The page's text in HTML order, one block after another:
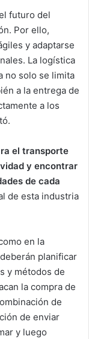
futuro del
Por ello,
y adaptarse
La logística
no solo se limita
a la entrega de
a los
el transporte
y encontrar
de cada
de esta industria
en la
planificar
y métodos de
la compra de
de
de enviar
y luego